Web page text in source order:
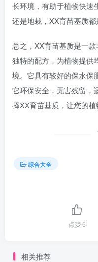
长环境，有助于植物快速
还是地栽，XX育苗基质都
总之，XX育苗基质是一
独特的配方，为植物提供
境。它具有较好的保水保
它环保安全，无害残留，
择XX育苗基质，让您的
综合大全
点赞6
相关推荐